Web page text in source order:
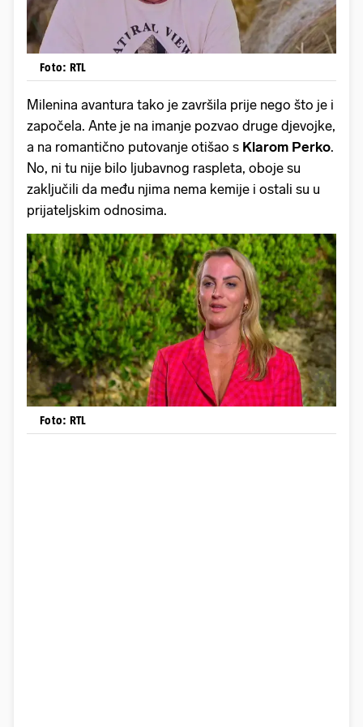
Foto: RTL
Milenina avantura tako je završila prije nego što je i
započela. Ante je na imanje pozvao druge djevojke,
a na romantično putovanje otišao s Klarom Perko.
No, ni tu nije bilo ljubavnog raspleta, oboje su
zaključili da među njima nema kemije i ostali su u
prijateljskim odnosima.
Foto: RTL